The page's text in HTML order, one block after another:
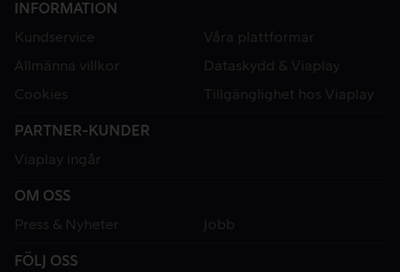
INFORMATION
Kundservice
Våra plattformar
Allmänna villkor
Dataskydd & Viaplay
Cookies
Tillgänglighet hos Viaplay
PARTNER-KUNDER
Viaplay ingår
OM OSS
Press & Nyheter
Jobb
FÖLJ OSS